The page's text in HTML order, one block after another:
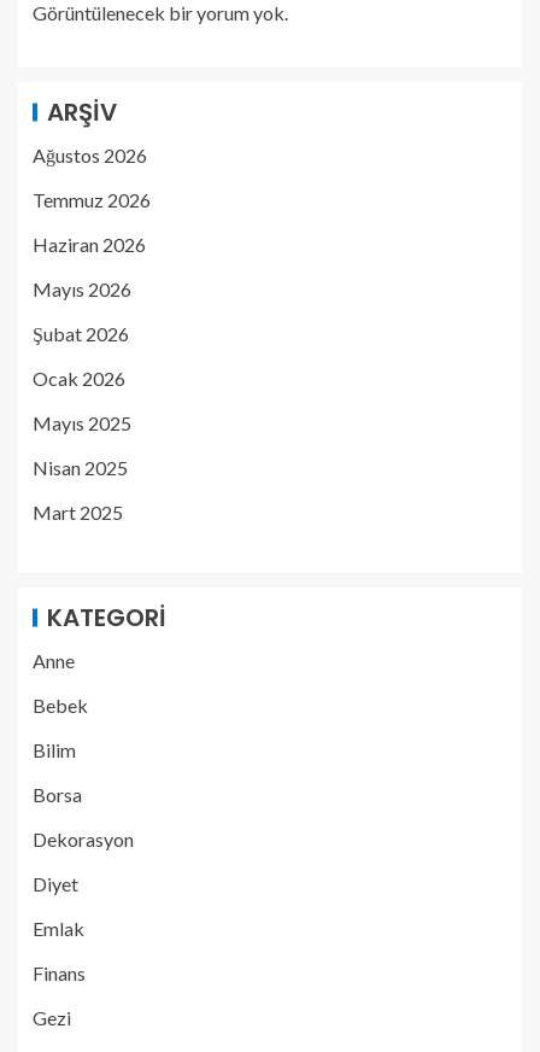
Görüntülenecek bir yorum yok.
ARŞIV
Ağustos 2026
Temmuz 2026
Haziran 2026
Mayıs 2026
Şubat 2026
Ocak 2026
Mayıs 2025
Nisan 2025
Mart 2025
KATEGORI
Anne
Bebek
Bilim
Borsa
Dekorasyon
Diyet
Emlak
Finans
Gezi